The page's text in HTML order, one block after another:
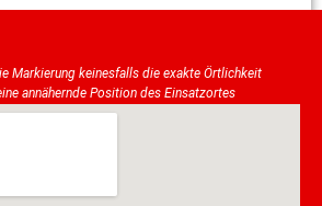
Markierung keinesfalls die exakte Örtlichkeit
annähernde Position des Einsatzortes